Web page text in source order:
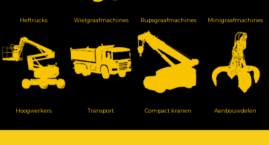
Heftrucks Wielgraafmachines Rupsgraafmachines Minigraafmachines
Hoogwerkers Transport Compact kranen Aanbouwdelen